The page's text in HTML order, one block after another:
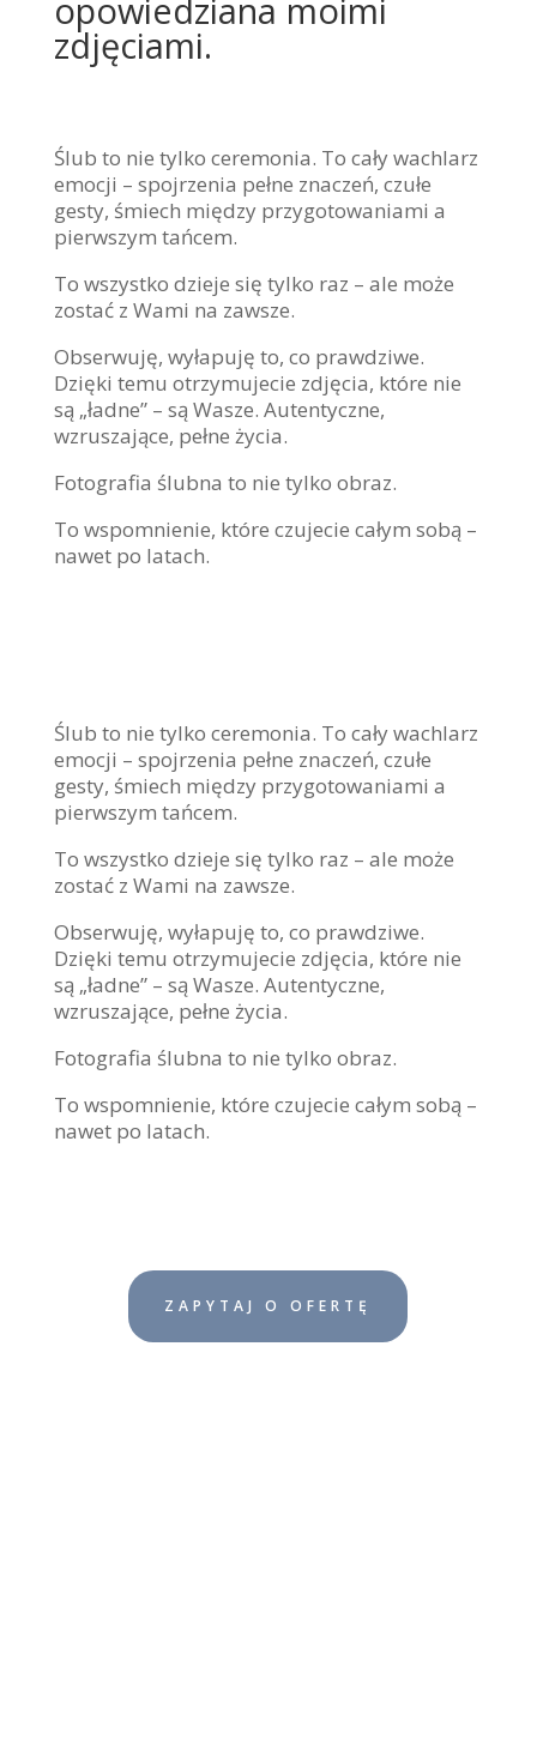
opowiedziana moimi
zdjęciami.
Ślub to nie tylko ceremonia. To cały wachlarz
emocji – spojrzenia pełne znaczeń, czułe
gesty, śmiech między przygotowaniami a
pierwszym tańcem.
To wszystko dzieje się tylko raz – ale może
zostać z Wami na zawsze.
Obserwuję, wyłapuję to, co prawdziwe.
Dzięki temu otrzymujecie zdjęcia, które nie
są „ładne” – są Wasze. Autentyczne,
wzruszające, pełne życia.
Fotografia ślubna to nie tylko obraz.
To wspomnienie, które czujecie całym sobą –
nawet po latach.
Ślub to nie tylko ceremonia. To cały wachlarz
emocji – spojrzenia pełne znaczeń, czułe
gesty, śmiech między przygotowaniami a
pierwszym tańcem.
To wszystko dzieje się tylko raz – ale może
zostać z Wami na zawsze.
Obserwuję, wyłapuję to, co prawdziwe.
Dzięki temu otrzymujecie zdjęcia, które nie
są „ładne” – są Wasze. Autentyczne,
wzruszające, pełne życia.
Fotografia ślubna to nie tylko obraz.
To wspomnienie, które czujecie całym sobą –
nawet po latach.
ZAPYTAJ O OFERTĘ